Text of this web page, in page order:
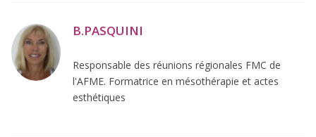
B.PASQUINI
Responsable des réunions régionales FMC de
l'AFME. Formatrice en mésothérapie et actes
esthétiques